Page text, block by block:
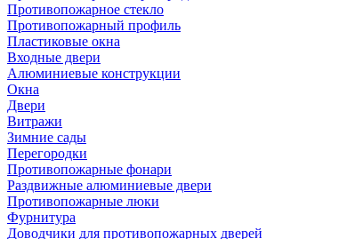
Противопожарное стекло
Противопожарный профиль
Пластиковые окна
Входные двери
Алюминиевые конструкции
Окна
Двери
Витражи
Зимние сады
Перегородки
Противопожарные фонари
Раздвижные алюминиевые двери
Противопожарные люки
Фурнитура
Доводчики для противопожарных дверей